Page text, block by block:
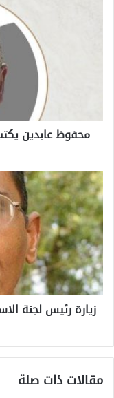
محفوظ عابدين
زيارة رئيس لجنة
مقالات ذات صلة